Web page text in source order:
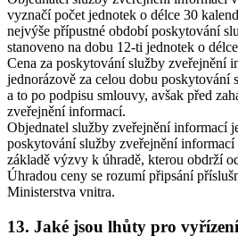
vyznačí počet jednotek o délce 30
nejvýše přípustné období poskytování
stanoveno na dobu 12-ti jednotek o
Cena za poskytování služby zveřejnění
jednorázově za celou dobu poskytování
a to po podpisu smlouvy, avšak před
zveřejnění informací.
Objednatel služby zveřejnění informací
poskytování služby zveřejnění
základě výzvy k úhradě, kterou obdrží
Úhradou ceny se rozumí připsání
Ministerstva vnitra.
13. Jaké jsou lhůty pro vyřízení